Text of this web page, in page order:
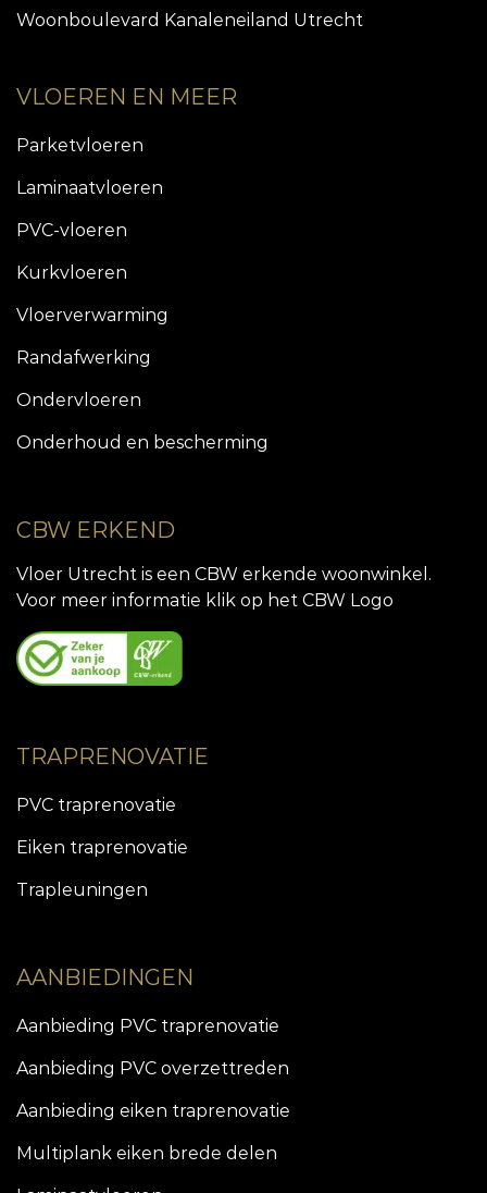
Woonboulevard Kanaleneiland Utrecht
VLOEREN EN MEER
Parketvloeren
Laminaatvloeren
PVC-vloeren
Kurkvloeren
Vloerverwarming
Randafwerking
Ondervloeren
Onderhoud en bescherming
CBW ERKEND
Vloer Utrecht is een CBW erkende woonwinkel.
Voor meer informatie klik op het CBW Logo
TRAPRENOVATIE
PVC traprenovatie
Eiken traprenovatie
Trapleuningen
AANBIEDINGEN
Aanbieding PVC traprenovatie
Aanbieding PVC overzettreden
Aanbieding eiken traprenovatie
Multiplank eiken brede delen